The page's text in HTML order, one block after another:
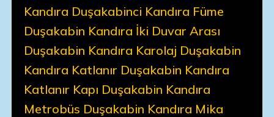
Kandıra Duşakabinci Kandıra Füme
Duşakabin Kandıra İki Duvar Arası
Duşakabin Kandıra Karolaj Duşakabin
Kandıra Katlanır Duşakabin Kandıra
Katlanır Kapı Duşakabin Kandıra
Metrobüs Duşakabin Kandıra Mika